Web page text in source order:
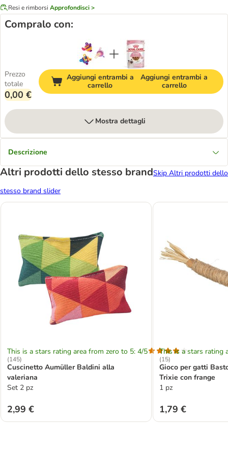
Resi e rimborsi Approfondisci >
Compralo con:
Prezzo
totale
0,00 €
Aggiungi entrambi a
carrello
Aggiungi entrambi a
carrello
Mostra dettagli
Descrizione
Altri prodotti dello stesso brandSkip Altri prodotti dello
stesso brand slider
This is a stars rating area from zero to 5: 4/5
(145)
Cuscinetto Aumüller Baldini alla
valeriana
Set 2 pz
2,99 €
This is a stars rating
(15)
Gioco per gatti
Trixie con frange
1 pz
1,79 €